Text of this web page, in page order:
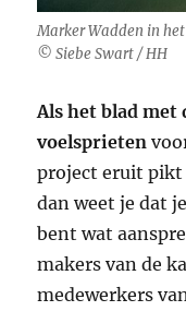
Marker Wadden in
© Siebe Swart / HH
Als het blad met
voelsprieten
project eruit pikt
dan weet je dat
bent wat
makers van de
medewerkers